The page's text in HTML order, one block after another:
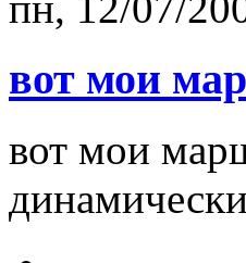
вот мои
вот мои